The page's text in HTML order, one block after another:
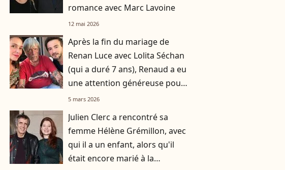
romance avec Marc Lavoine
12 mai 2026
Après la fin du mariage de
Renan Luce avec Lolita Séchan
(qui a duré 7 ans), Renaud a eu
une attention généreuse pour
sa fille
5 mars 2026
Julien Clerc a rencontré sa
femme Hélène Grémillon, avec
qui il a un enfant, alors qu'il
était encore marié à la